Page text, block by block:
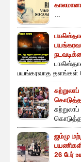
பயங்கரவாத தளங்கள்
கொடுத்த
ஜம்மு
26 பேர்